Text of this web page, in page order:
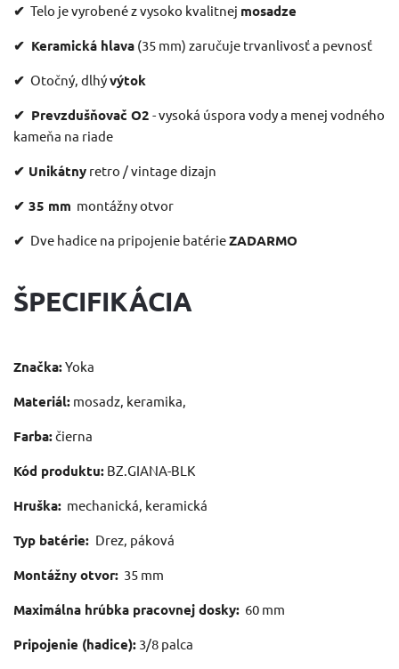
✔ Telo je vyrobené z vysoko kvalitnej mosadze
✔ Keramická hlava (35 mm) zaručuje trvanlivosť a pevnosť
✔ Otočný, dlhývýtok
✔ Prevzdušňovač O2 - vysoká úspora vody a menej vodného
kameňa na riade
✔ Unikátny retro / vintage dizajn
✔ 35 mm montážny otvor
✔ Dve hadice na pripojenie batérieZADARMO
ŠPECIFIKÁCIA
Značka:Yoka
Materiál: mosadz, keramika,
Farba:čierna
Kód produktu: BZ.GIANA-BLK
Hruška: mechanická, keramická
Typ batérie: Drez, páková
Montážny otvor: 35 mm
Maximálna hrúbka pracovnej dosky: 60 mm
Pripojenie (hadice): 3/8 palca